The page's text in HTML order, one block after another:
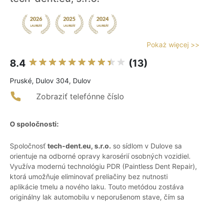
Pokaż więcej >>
8.4 (13)
Pruské, Dulov 304, Dulov
Zobraziť telefónne číslo
O spoločnosti:
Spoločnosť tech-dent.eu, s.r.o. so sídlom v Dulove sa
orientuje na odborné opravy karosérií osobných vozidiel.
Využíva modernú technológiu PDR (Paintless Dent Repair),
ktorá umožňuje eliminovať preliačiny bez nutnosti
aplikácie tmelu a nového laku. Touto metódou zostáva
originálny lak automobilu v neporušenom stave, čím sa